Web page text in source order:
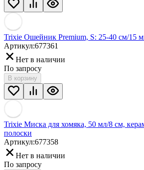
Trixie Ошейник Premium, S: 25-40 см/15
Артикул:677361
Нет в наличии
По запросу
В корзину
Trixie Миска для хомяка, 50 мл/8 см,
полоски
Артикул:677358
Нет в наличии
По запросу